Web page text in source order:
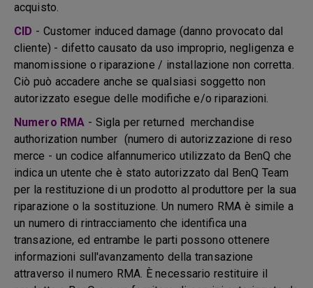
acquisto.
CID - Customer induced damage (danno provocato dal
cliente) - difetto causato da uso improprio, negligenza e
manomissione o riparazione / installazione non corretta.
Ciò può accadere anche se qualsiasi soggetto non
autorizzato esegue delle modifiche e/o riparazioni.
Numero RMA - Sigla per returned merchandise
authorization number (numero di autorizzazione di reso
merce - un codice alfannumerico utilizzato da BenQ che
indica un utente che è stato autorizzato dal BenQ Team
per la restituzione di un prodotto al produttore per la sua
riparazione o la sostituzione. Un numero RMA è simile a
un numero di rintracciamento che identifica una
transazione, ed entrambe le parti possono ottenere
informazioni sull'avanzamento della transazione
attraverso il numero RMA. È necessario restituire il